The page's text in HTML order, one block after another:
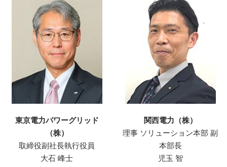
東京電力パワーグリッド
（株）
取締役副社長執行役員
大石 峰士
関西電力（株）
理事 ソリューション本部 副
本部長
児玉 智